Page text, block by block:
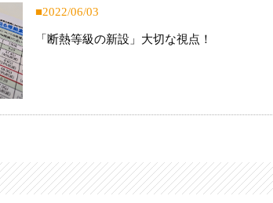
2022/06/03
「断熱等級の新設」大切な視点！